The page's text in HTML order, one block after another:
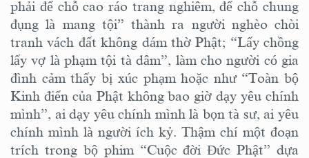
phải để chỗ cao ráo trang nghiêm, để chỗ chung
đụng là mang tội” thành ra người nghèo chòi
tranh vách đất không dám thờ Phật; “Lấy chồng
lấy vợ là phạm tội tà dâm”, làm cho người có gia
đình cảm thấy bị xúc phạm hoặc như “Toàn bộ
Kinh điển của Phật không bao giờ dạy yêu chính
mình”, ai dạy yêu chính mình là bọn tà sư, ai yêu
chính mình là người ích kỷ. Thậm chí một đoạn
trích trong bộ phim “Cuộc đời Đức Phật” dựa